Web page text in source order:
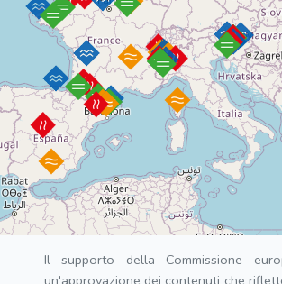
Il supporto della Commissione
un'approvazione dei contenuti che